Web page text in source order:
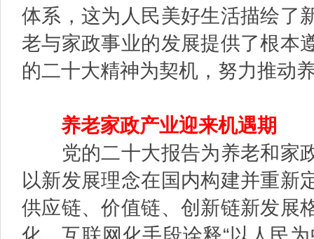
体系，这为人民美好生活描绘了
老与家政事业的发展提供了根本
的二十大精神为契机，努力推动
养老家政产业迎来机遇期
党的二十大报告为养老和家
以新发展理念在国内构建并重新
供应链、价值链、创新链新发展